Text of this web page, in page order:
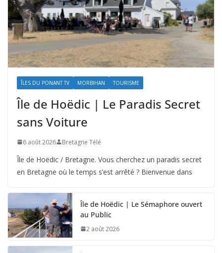
ÎLES DU PONANT TV MORBIHAN TOURISME
Île de Hoëdic | Le Paradis Secret
sans Voiture
6 août 2026 Bretagne Télé
Île de Hoëdic / Bretagne. Vous cherchez un paradis secret
en Bretagne où le temps s’est arrêté ? Bienvenue dans
Île de Hoëdic | Le Sémaphore ouvert
au Public
2 août 2026